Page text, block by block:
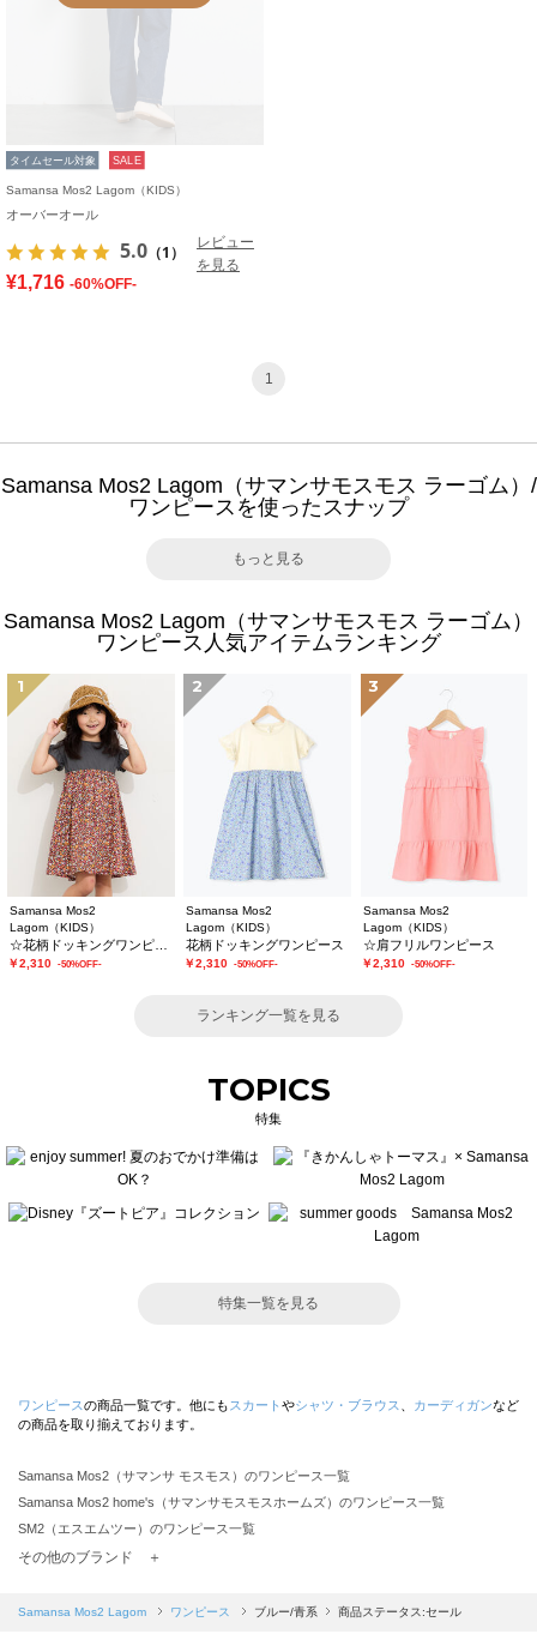
タイムセール対象 SALE
Samansa Mos2 Lagom（KIDS）
オーバーオール
5.0 （1）
レビュー
を見る
¥1,716 -60%OFF-
1
Samansa Mos2 Lagom（サマンサモスモス ラーゴム）/
ワンピースを使ったスナップ
もっと見る
Samansa Mos2 Lagom（サマンサモスモス ラーゴム）
ワンピース人気アイテムランキング
1
Samansa Mos2
Lagom（KIDS）
￥2,310 -50%OFF-
2
Samansa Mos2
Lagom（KIDS）
花柄ドッキングワンピース
￥2,310 -50%OFF-
3
Samansa Mos2
Lagom（KIDS）
☆肩フリルワンピース
￥2,310 -50%OFF-
ランキング一覧を見る
TOPICS
特集
特集一覧を見る
ワンピースの商品一覧です。他にも スカート やシャツ・ブラウス カーディガンなど
の商品を取り揃えております。
Samansa Mos2（サマンサ モスモス）のワンピース一覧
Samansa Mos2 home's（サマンサモスモスホームズ）のワンピース一覧
SM2（エスエムツー）のワンピース一覧
TSUHARU by Samansa Mos2（ツハルバイサマンサモスモス）のワンピース一覧
Samansa Mos2 blue（サマンサモスモス ブルー）のワンピース一覧
その他のブランド ＋
Samansa Mos2 Lagom ワンピース ブルー/青系 商品ステータス:セール